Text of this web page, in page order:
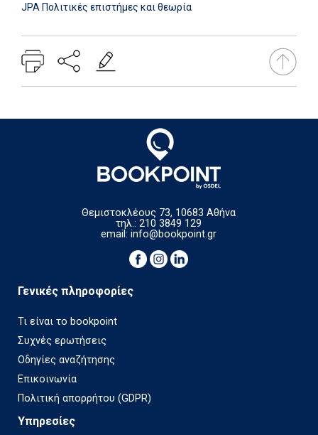
JPA Πολιτικές επιστήμες και θεωρία
Θεμιστοκλέους 73, 10683 Αθήνα
τηλ.: 210 3849 129
email:info@bookpoint.gr
Γενικές πληροφορίες
Τι είναι το bookpoint
Συχνές ερωτήσεις
Οδηγίες αναζήτησης
Επικοινωνία
Πολιτική απορρήτου (GDPR)
Υπηρεσίες